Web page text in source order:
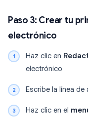
Paso 3: Crear tu
electrónico
Haz clic en
electrónico
Escribe la línea
Haz clic en el